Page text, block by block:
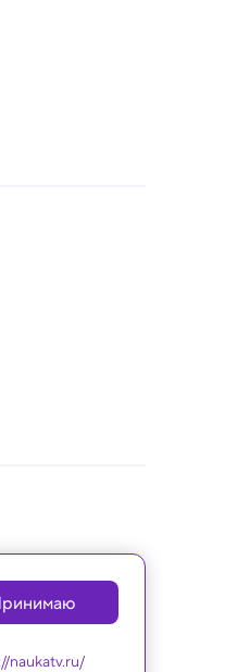
naukatv.ru/